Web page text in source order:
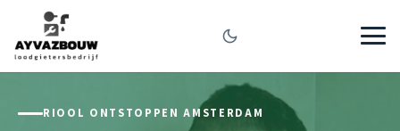
RIOOL ONTSTOPPEN AMSTERDAM